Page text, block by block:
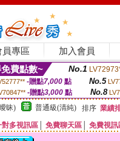
員專區 加入會員
費點數~ No.1
-贈點7,000點 No.5
-贈點3,000 點 No.8
昧) 普通級(清純) 排序 業績
對多視訊區 免費聊天區 免費視訊